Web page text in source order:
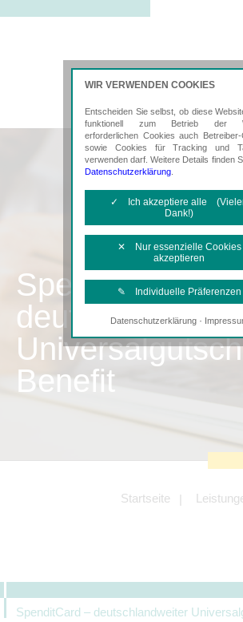
Ritter-
SpenditCard –
Benefit
Startseite
SpenditCard – deutschlandweiter
WIR VERWENDEN COOKIES
Entscheiden Sie selbst, ob diese
funktionell zum Betrieb der
erforderlichen Cookies auch Betreiber-
sowie Cookies für Tracking und
verwenden darf. Weitere Details finden
Datenschutzerklärung
✓ Ich akzeptiere alle
Dank!)
✕ Nur essenzielle Cookies
akzeptieren
✎ Individuelle Präferenzen
Notwendige Cookies
Diese Cookies sind
grundlegende Funktionalität der
zu sichern.
Angebotes
Angeboten von z.B.
LinkedIn.
können.
Datenschutzerklärung·